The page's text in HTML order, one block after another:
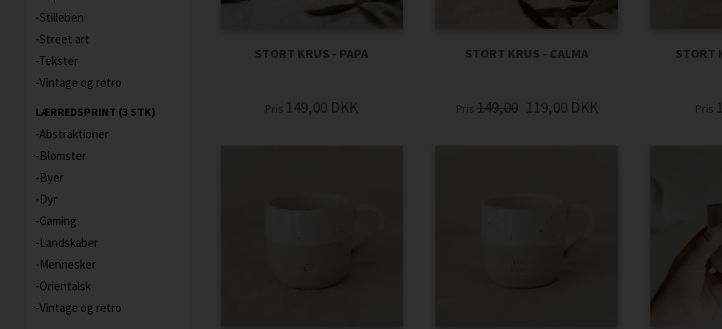
Stilleben
Street art
Tekster
Vintage og retro
LÆRREDSPRINT (3 STK)
Abstraktioner
Blomster
Byer
Dyr
Gaming
Landskaber
Mennesker
Orientalsk
Vintage og retro
STORT KRUS - PAPA
Pris 149,00 DKK
STORT KRUS - CALMA
Pris 149,00 119,00 DKK
STORT
Pris